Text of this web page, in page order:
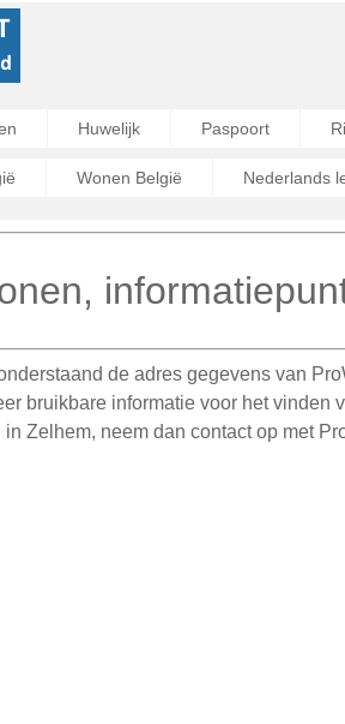
Huwelijk Paspoort
Wonen België Nederlands
de adres gegevens van
bruikbare informatie voor het
Zelhem, neem dan contact op met